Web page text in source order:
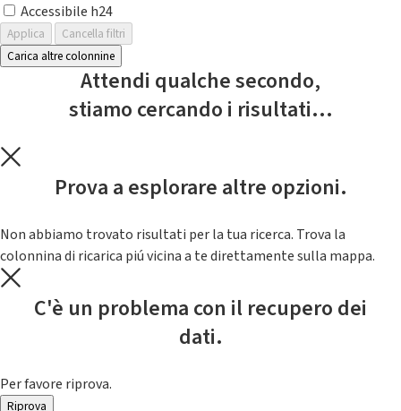
Accessibile h24
Applica
Cancella filtri
Carica altre colonnine
Attendi qualche secondo,
stiamo cercando i risultati...
Prova a esplorare altre opzioni.
Non abbiamo trovato risultati per la tua ricerca. Trova la
colonnina di ricarica piú vicina a te direttamente sulla mappa.
C'è un problema con il recupero dei
dati.
Per favore riprova.
Riprova